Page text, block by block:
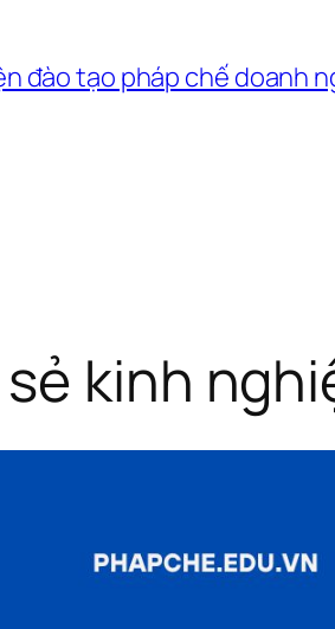
đào tạo pháp chế doanh
sẻ kinh